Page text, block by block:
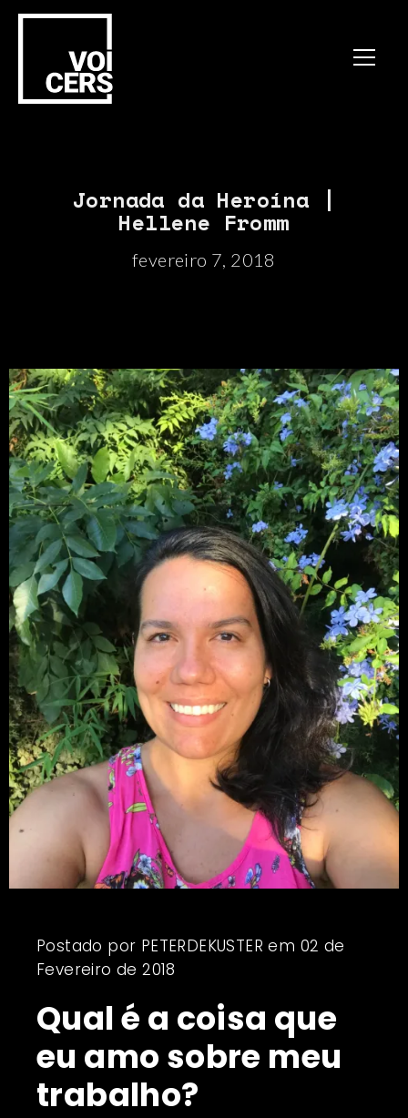
Jornada da Heroína |
Hellene Fromm
fevereiro 7, 2018
Postado por PETERDEKUSTER em 02 de
Fevereiro de 2018
Qual é a coisa que
eu amo sobre meu
trabalho?